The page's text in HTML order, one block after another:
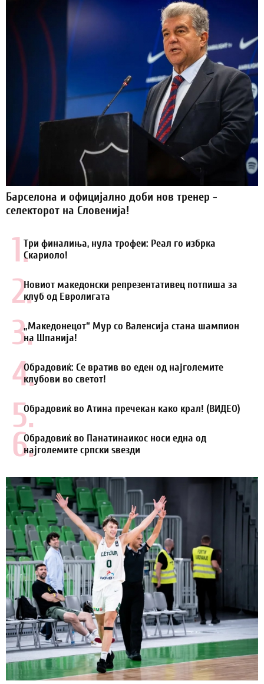
Барселона и официјално доби нов тренер -
селекторот на Словенија!
1.Три финалиња, нула трофеи: Реал го избрка
Скариоло!
2.Новиот македонски репрезентативец потпиша за
клуб од Евролигата
3.„Македонецот“ Мур со Валенсија стана шампион
на Шпанија!
4.Обрадовиќ: Се вратив во еден од најголемите
клубови во светот!
5.Обрадовиќ во Атина пречекан како крал! (ВИДЕО)
6.Обрадовиќ во Панатинаикос носи една од
најголемите српски ѕвезди